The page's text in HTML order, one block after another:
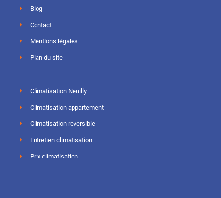
Blog
Contact
Mentions légales
Plan du site
Climatisation Neuilly
Climatisation appartement
Climatisation reversible
Entretien climatisation
Prix climatisation